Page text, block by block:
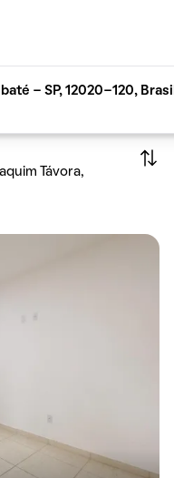
- SP, 12020-120,
Távora,